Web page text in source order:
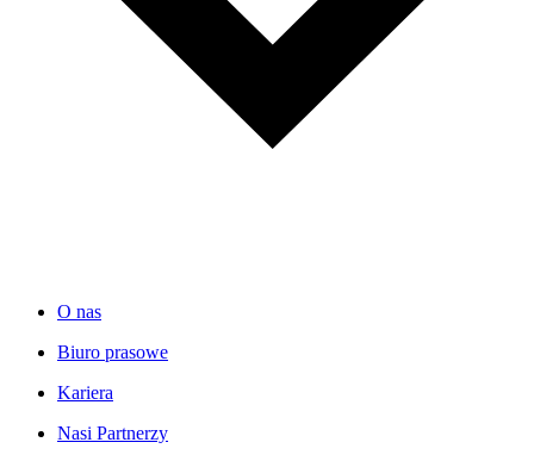
O nas
Biuro prasowe
Kariera
Nasi Partnerzy